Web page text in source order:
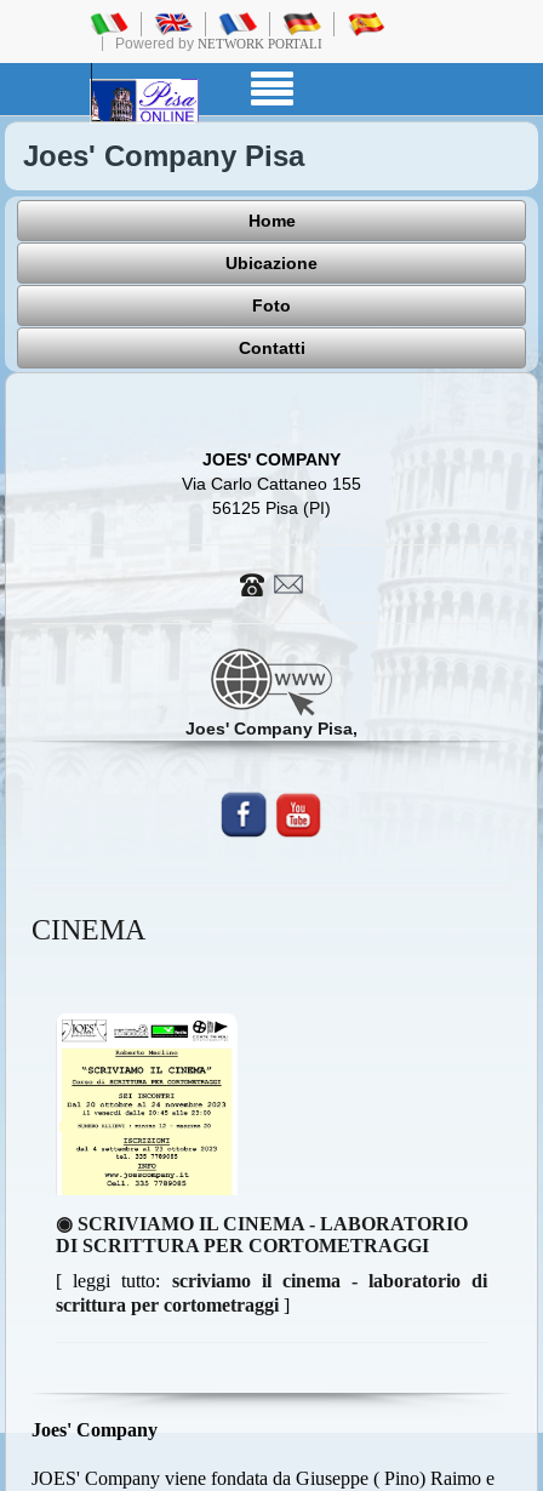
Powered by NETWORK PORTALI
Joes' Company Pisa
Home
Ubicazione
Foto
Contatti
JOES' COMPANY
Via Carlo Cattaneo 155
56125 Pisa (PI)
Joes' Company Pisa,
CINEMA
◉ SCRIVIAMO IL CINEMA - LABORATORIO
DI SCRITTURA PER CORTOMETRAGGI
[ leggi tutto: scriviamo il cinema - laboratorio di
scrittura per cortometraggi ]
Joes' Company
JOES' Company viene fondata da Giuseppe ( Pino) Raimo e